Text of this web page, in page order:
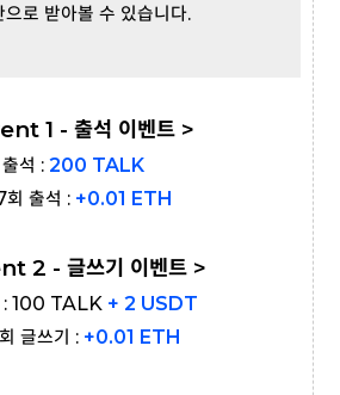
으로 받아볼 수 있습니다.
1 - 출석 이벤트 >
출석 : 200 TALK
회 출석 : +0.01 ETH
2 - 글쓰기 이벤트 >
: 100 TALK + 2 USDT
글쓰기 : +0.01 ETH